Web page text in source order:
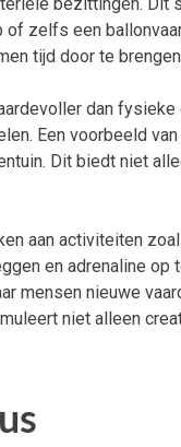
bezittingen. Dit
zelfs een
tijd door te
dan
Een voorbeeld
Dit biedt niet
aan activiteiten
en adrenaline op
mensen nieuwe
niet alleen